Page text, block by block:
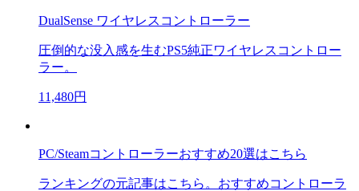
DualSense ワイヤレスコントローラー
圧倒的な没入感を生むPS5純正ワイヤレスコントロー
ラー。
11,480円
PC/Steamコントローラーおすすめ20選はこちら
ランキングの元記事はこちら。おすすめコントローラ